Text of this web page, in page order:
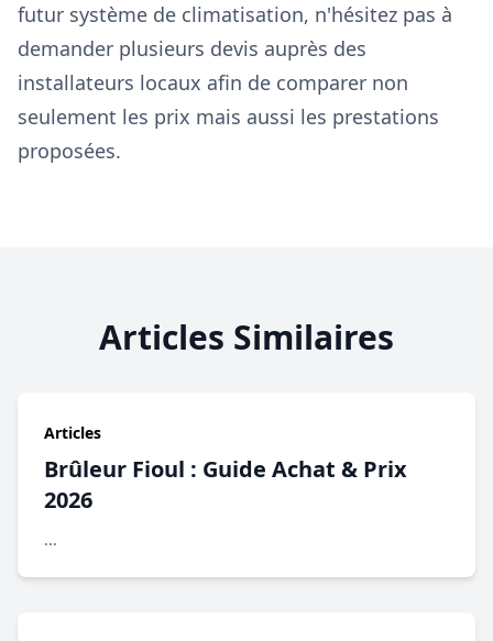
futur système de climatisation, n'hésitez pas à
demander plusieurs devis auprès des
installateurs locaux afin de comparer non
seulement les prix mais aussi les prestations
proposées.
Articles Similaires
Articles
Brûleur Fioul : Guide Achat & Prix
2026
...